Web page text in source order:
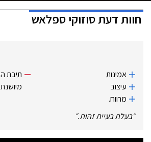
חוות דעתסוזוקי ספלאש
אמינות
עיצוב
מרווח.
תיבת
מיושנת.
״בעלת בעיית זהות.״